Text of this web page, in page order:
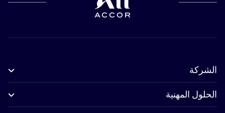
الشركة
الحلول المهنية